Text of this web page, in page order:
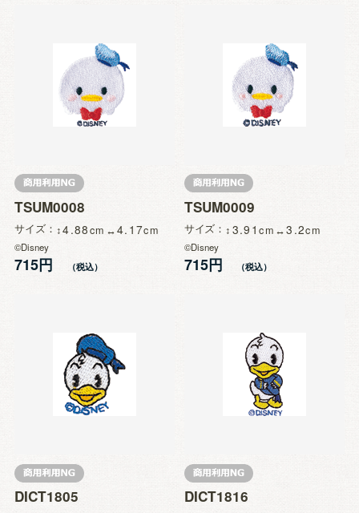
TSUM0008
サイズ 4.88 4.17
©Disney
715円
TSUM0009
サイズ 3.91 3.2
©Disney
715円
DICT1805 DICT1816